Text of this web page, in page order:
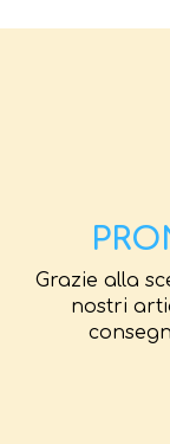
Grazie alla
nostri